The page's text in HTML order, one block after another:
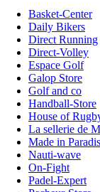
Basket-Center
Daily Bikers
Direct Running
Direct-Volley
Espace Golf
Galop Store
Golf and co
Handball-Store
House of
La sellerie de
Made in Paradis
Nauti-wave
On-Fight
Padel-Expert